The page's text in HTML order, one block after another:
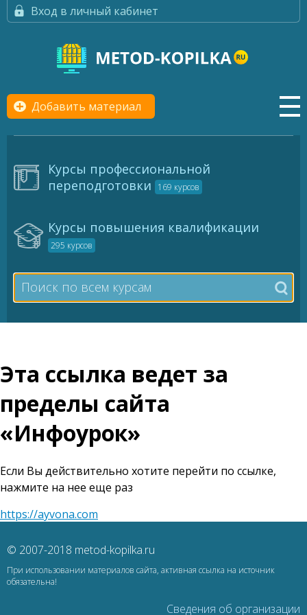
Вход в личный кабинет
Добавить материал
Курсы профессиональной
переподготовки
169 курсов
Курсы повышения квалификации
295 курсов
Эта ссылка ведет за
пределы сайта
«Инфоурок»
Если Вы действительно хотите перейти по ссылке,
нажмите на нее еще раз
https://ayvona.com
© 2007-2018 metod-kopilka.ru
При использовании материалов сайта, активная ссылка на источник
обязательна!
Сведения об организации